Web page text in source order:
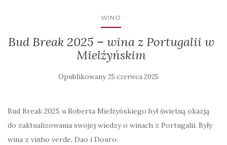
WINO
Bud Break 2025 – wina z Portugalii w
Mielżyńskim
Opublikowany25 czerwca 2025
Bud Break 2025 u Roberta Mielżyńskiego był świetną okazją
do zaktualizowania swojej wiedzy o winach z Portugalii. Były
wina z vinho verde, Dao i Douro.